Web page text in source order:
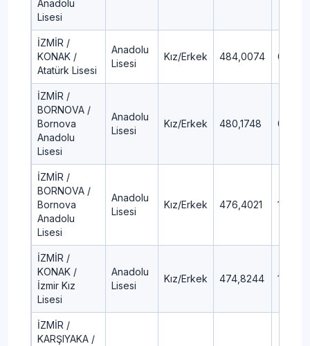
Anadolu
Lisesi
İZMİR /
KONAK /
Atatürk Lisesi
Anadolu
Lisesi
Kız/Erkek 484,0074 0,6
İZMİR /
BORNOVA /
Bornova
Anadolu
Lisesi
Anadolu
Lisesi
Kız/Erkek 480,1748 0,87
İZMİR /
BORNOVA /
Bornova
Anadolu
Lisesi
Anadolu
Lisesi
Kız/Erkek 476,4021 1,13
İZMİR /
KONAK /
İzmir Kız
Lisesi
Anadolu
Lisesi
Kız/Erkek 474,8244 1,26
İZMİR /
KARŞIYAKA /